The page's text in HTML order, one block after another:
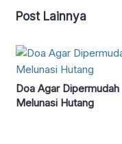
Post Lainnya
Doa Agar Dipermudah
Melunasi Hutang